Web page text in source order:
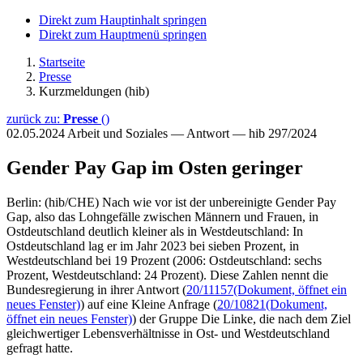
Direkt zum Hauptinhalt springen
Direkt zum Hauptmenü springen
Startseite
Presse
Kurzmeldungen (hib)
zurück zu: Presse ()
02.05.2024 Arbeit und Soziales — Antwort — hib 297/2024
Gender Pay Gap im Osten geringer
Berlin: (hib/CHE) Nach wie vor ist der unbereinigte Gender Pay
Gap, also das Lohngefälle zwischen Männern und Frauen, in
Ostdeutschland deutlich kleiner als in Westdeutschland: In
Ostdeutschland lag er im Jahr 2023 bei sieben Prozent, in
Westdeutschland bei 19 Prozent (2006: Ostdeutschland: sechs
Prozent, Westdeutschland: 24 Prozent). Diese Zahlen nennt die
Bundesregierung in ihrer Antwort (20/11157(Dokument, öffnet ein
neues Fenster)) auf eine Kleine Anfrage (20/10821(Dokument,
öffnet ein neues Fenster)) der Gruppe Die Linke, die nach dem Ziel
gleichwertiger Lebensverhältnisse in Ost- und Westdeutschland
gefragt hatte.